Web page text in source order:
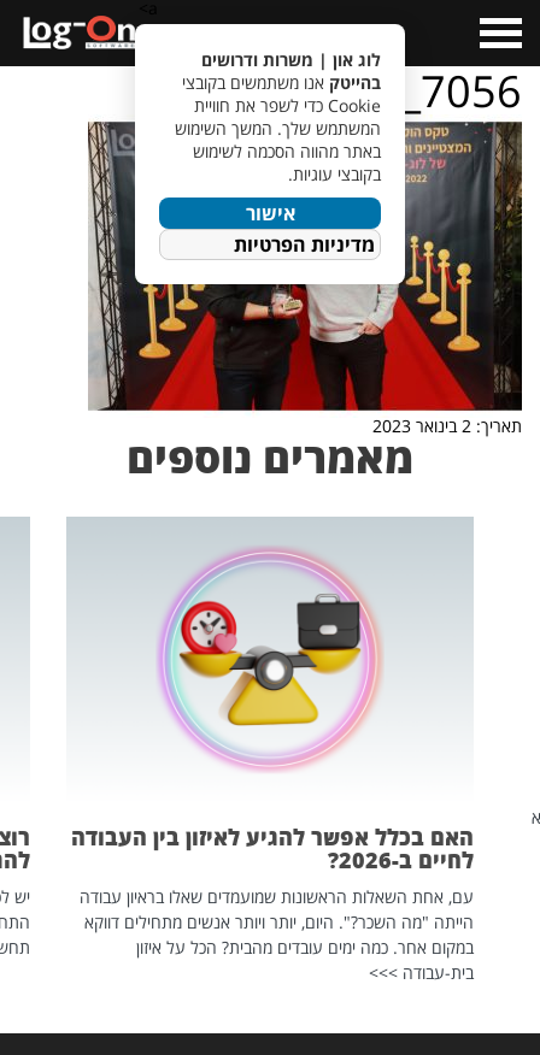
Menu
IMG_7056
תאריך: 2 בינואר 2023
מאמרים נוספים
האם בכלל אפשר להגיע לאיזון בין העבודה
לחיים ב-2026?
עם, אחת השאלות הראשונות שמועמדים שאלו בראיון עבודה
הייתה "מה השכר?". היום, יותר ויותר אנשים מתחילים דווקא
במקום אחר. כמה ימים עובדים מהבית? הכל על איזון
בית-עבודה >>>
יש
לוג און | משרות ודרושים
בהייטק אנו משתמשים בקובצי
Cookie כדי לשפר את חוויית
המשתמש שלך. המשך השימוש
באתר מהווה הסכמה לשימוש
בקובצי עוגיות.
אישור
מדיניות הפרטיות